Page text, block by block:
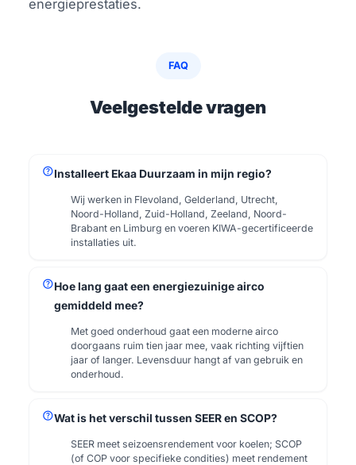
energieprestaties.
FAQ
Veelgestelde vragen
helpInstalleert Ekaa Duurzaam in mijn regio?
Wij werken in Flevoland, Gelderland, Utrecht,
Noord-Holland, Zuid-Holland, Zeeland, Noord-
Brabant en Limburg en voeren KIWA-gecertificeerde
installaties uit.
helpHoe lang gaat een energiezuinige airco
gemiddeld mee?
Met goed onderhoud gaat een moderne airco
doorgaans ruim tien jaar mee, vaak richting vijftien
jaar of langer. Levensduur hangt af van gebruik en
onderhoud.
helpWat is het verschil tussen SEER en SCOP?
SEER meet seizoensrendement voor koelen; SCOP
(of COP voor specifieke condities) meet rendement